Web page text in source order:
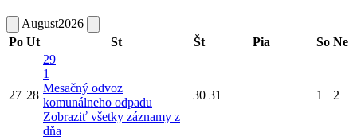
August2026
Po Ut St Št Pia So Ne
27 28
29
1
Mesačný odvoz
komunálneho odpadu
Zobraziť všetky záznamy z
dňa
30 31 1 2